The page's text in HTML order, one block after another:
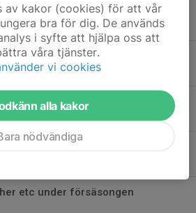
framåtblick!
inför säsongen
i Örebro bokad!
etc under försäsongen
av kakor (cookies) för att vår
bra för dig. De används
i syfte att hjälpa oss att
våra tjänster.
vi cookies
alla kakor
nödvändiga